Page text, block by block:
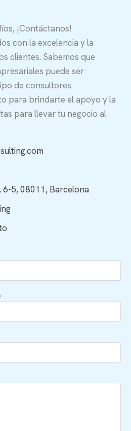
¡Contáctanos!
con la excelencia y la
clientes. Sabemos que
puede ser
de consultores
para brindarte el apoyo y la
para llevar tu negocio al
6-5, 08011, Barcelona